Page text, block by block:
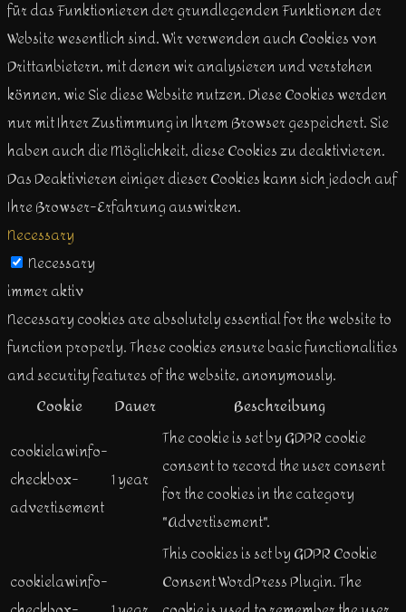
für das Funktionieren der grundlegenden Funktionen der
Website wesentlich sind. Wir verwenden auch Cookies von
Drittanbietern, mit denen wir analysieren und verstehen
können, wie Sie diese Website nutzen. Diese Cookies werden
nur mit Ihrer Zustimmung in Ihrem Browser gespeichert. Sie
haben auch die Möglichkeit, diese Cookies zu deaktivieren.
Das Deaktivieren einiger dieser Cookies kann sich jedoch auf
Ihre Browser-Erfahrung auswirken.
Necessary
Necessary
immer aktiv
Necessary cookies are absolutely essential for the website to
function properly. These cookies ensure basic functionalities
and security features of the website, anonymously.
Cookie
Dauer
Beschreibung
cookielawinfo-
checkbox-
advertisement
1 year
The cookie is set by GDPR cookie
consent to record the user consent
for the cookies in the category
"Advertisement".
cookielawinfo-
This cookies is set by GDPR Cookie
Consent WordPress Plugin. The